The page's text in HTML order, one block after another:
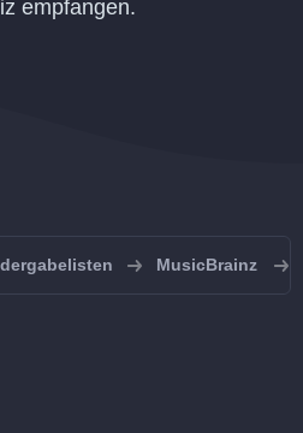
empfangen.
MusicBrainz